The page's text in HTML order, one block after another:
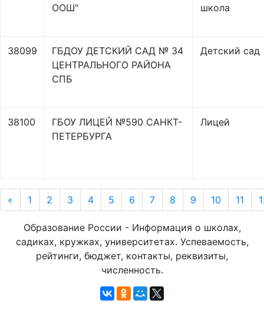
ООШ"
школа
38099
ГБДОУ ДЕТСКИЙ САД № 34
ЦЕНТРАЛЬНОГО РАЙОНА
СПБ
Детский сад
38100
ГБОУ ЛИЦЕЙ №590 САНКТ-
ПЕТЕРБУРГА
Лицей
« 1 2 3 4 5 6 7 8 9 10 11
Образование России - Информация о школах,
садиках, кружках, университетах. Успеваемость,
рейтинги, бюджет, контакты, реквизиты,
численность.